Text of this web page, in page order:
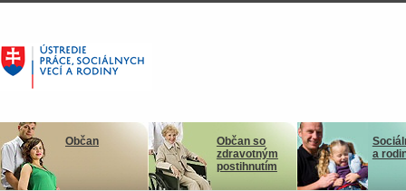
Občan
Občan so
zdravotným
postihnutím
a